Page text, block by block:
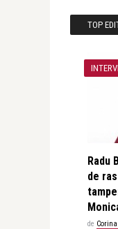
TOP
Radu
de
de